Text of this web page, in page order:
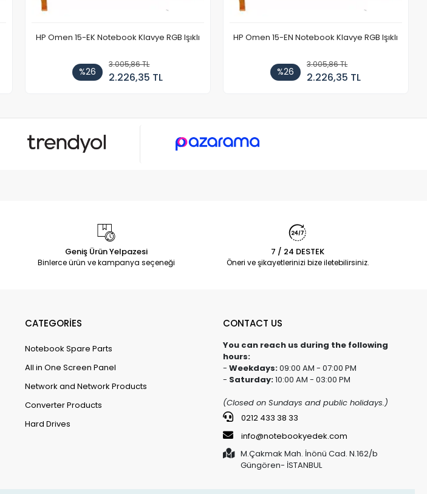
HP Omen 15-EK Notebook Klavye RGB Işıklı
%26
3.005,86 TL
2.226,35 TL
HP Omen 15-EN Notebook Klavye RGB Işıklı
%26
3.005,86 TL
2.226,35 TL
Geniş Ürün Yelpazesi
Binlerce ürün ve kampanya seçeneği
7 / 24 DESTEK
Öneri ve şikayetlerinizi bize iletebilirsiniz.
CATEGORİES
Notebook Spare Parts
All in One Screen Panel
Network and Network Products
Converter Products
Hard Drives
CONTACT US
You can reach us during the following
hours:
- Weekdays:09:00 AM - 07:00 PM
- Saturday:10:00 AM - 03:00 PM
(Closed on Sundays and public holidays.)
0212 433 38 33
info@notebookyedek.com
M.Çakmak Mah. İnönü Cad. N.162/b
Güngören- İSTANBUL